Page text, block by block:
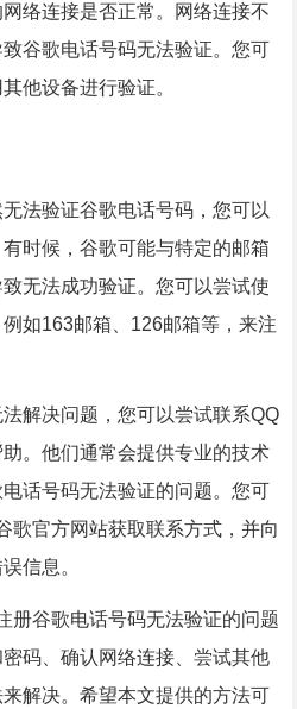
络连接是否正常。网络连接不
谷歌电话号码无法验证。您可
他设备进行验证。
法验证谷歌电话号码，您可以
时候，谷歌可能与特定的邮箱
无法成功验证。您可以尝试使
如163邮箱、126邮箱等，来注
解决问题，您可以尝试联系QQ
。他们通常会提供专业的技术
话号码无法验证的问题。您可
歌官方网站获取联系方式，并向
信息。
册谷歌电话号码无法验证的问题
码、确认网络连接、尝试其他
解决。希望本文提供的方法可